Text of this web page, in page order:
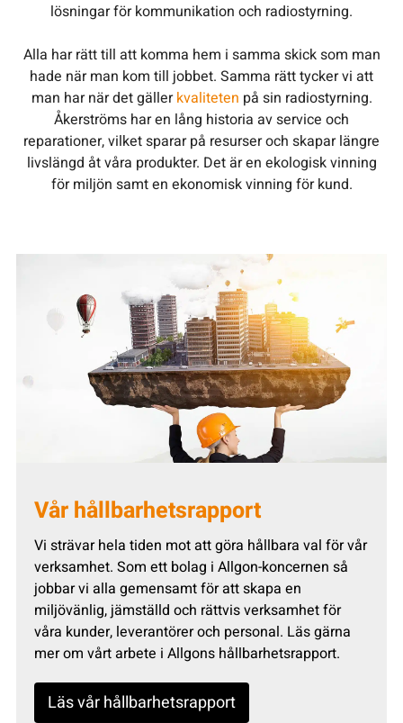
lösningar för kommunikation och radiostyrning.
Alla har rätt till att komma hem i samma skick som man
hade när man kom till jobbet. Samma rätt tycker vi att
man har när det gällerkvaliteten på sin radiostyrning.
Åkerströms har en lång historia av service och
reparationer, vilket sparar på resurser och skapar längre
livslängd åt våra produkter. Det är en ekologisk vinning
för miljön samt en ekonomisk vinning för kund.
Vår hållbarhetsrapport
Vi strävar hela tiden mot att göra hållbara val för vår
verksamhet. Som ett bolag i Allgon-koncernen så
jobbar vi alla gemensamt för att skapa en
miljövänlig, jämställd och rättvis verksamhet för
våra kunder, leverantörer och personal. Läs gärna
mer om vårt arbete i Allgons hållbarhetsrapport.
Läs vår hållbarhetsrapport